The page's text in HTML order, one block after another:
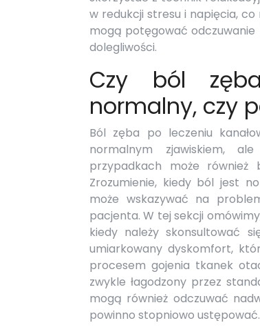
w redukcji stresu i napięcia,
mogą potęgować
dolegliwości.
Czy ból
normalny, czy
Ból zęba po leczeniu
normalnym zjawiskiem,
przypadkach może również
Zrozumienie, kiedy ból jest
może wskazywać na
pacjenta. W tej sekcji
kiedy należy skonsultować
umiarkowany dyskomfort,
procesem gojenia tkanek
zwykle łagodzony przez
mogą również odczuwać
powinno stopniowo ustępować.